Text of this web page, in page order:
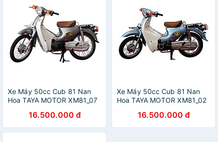
Xe Máy 50cc Cub 81 Nan
Hoa TAYA MOTOR XM81_07
16.500.000 đ
Xe Máy 50cc Cub 81 Nan
Hoa TAYA MOTOR XM81_02
16.500.000 đ